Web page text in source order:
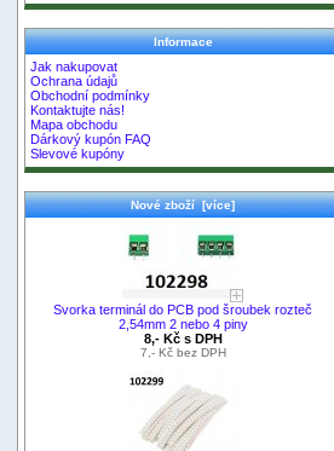
Informace
Jak nakupovat
Ochrana údajů
Obchodní podmínky
Kontaktujte nás!
Mapa obchodu
Dárkový kupón FAQ
Slevové kupóny
Nové zboží [více]
Svorka terminál do PCB pod šroubek rozteč
2,54mm 2 nebo 4 piny
8,- Kč s DPH
7,- Kč bez DPH